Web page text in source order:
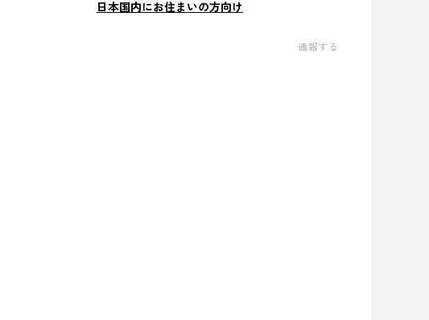
日本国内にお住まいの方向け
通報する